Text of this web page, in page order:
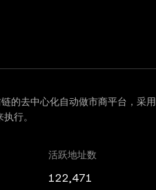
的去中心化自动做市商平台，采
行。
活跃地址数
122,471